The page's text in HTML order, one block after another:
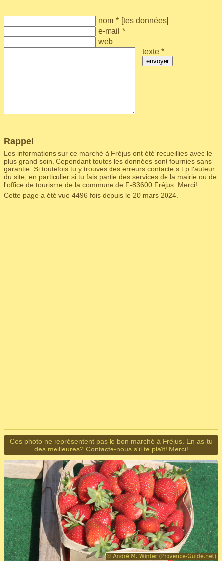
nom * [tes données]
e-mail *
web
texte *
envoyer
Rappel
Les informations sur ce marché à Fréjus ont été recueillies avec le
plus grand soin. Cependant toutes les données sont fournies sans
garantie. Si toutefois tu y trouves des erreurs contacte s.t.p l'auteur
du site , en particulier si tu fais partie des services de la mairie ou de
l'office de tourisme de la commune de F‑83600 Fréjus. Merci!
Cette page a été vue 4496 fois depuis le 20 mars 2024.
Ces photo ne représentent pas le bon marché à Fréjus. En as-tu
des meilleures? Contacte-nouss'il te plaît! Merci!